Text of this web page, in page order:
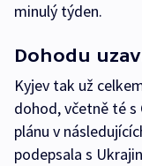
minulý týden.
Dohodu
Kyjev tak už
dohod, včetně té s
plánu v
podepsala s